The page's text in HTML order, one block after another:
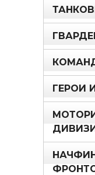
ГЕРОИ